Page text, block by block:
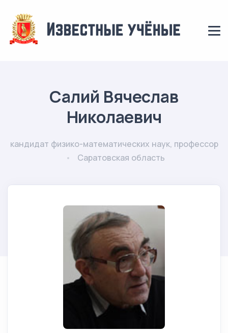
Салий Вячеслав
Николаевич
кандидат физико-математических наук, профессор
Саратовская область